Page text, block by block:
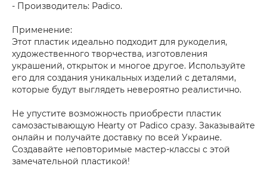
- Производитель: Padico.
Применение:
Этот пластик идеально подходит для рукоделия,
художественного творчества, изготовления
украшений, открыток и многое другое. Используйте
его для создания уникальных изделий с деталями,
которые будут выглядеть невероятно реалистично.
Не упустите возможность приобрести пластик
самозастывающую Hearty от Padico сразу. Заказывайте
онлайн и получайте доставку по всей Украине.
Создавайте неповторимые мастер-классы с этой
замечательной пластикой!